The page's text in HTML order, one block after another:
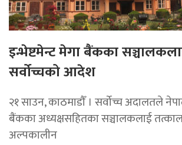
इन्भेष्टमेन्ट मेगा बैंकका
सर्वोच्चको आदेश
२१ साउन, काठमाडाैँ । सर्वोच्च अदालतले
बैंकका अध्यक्षसहितका सञ्चालकलाई तत्काल
अल्पकालीन